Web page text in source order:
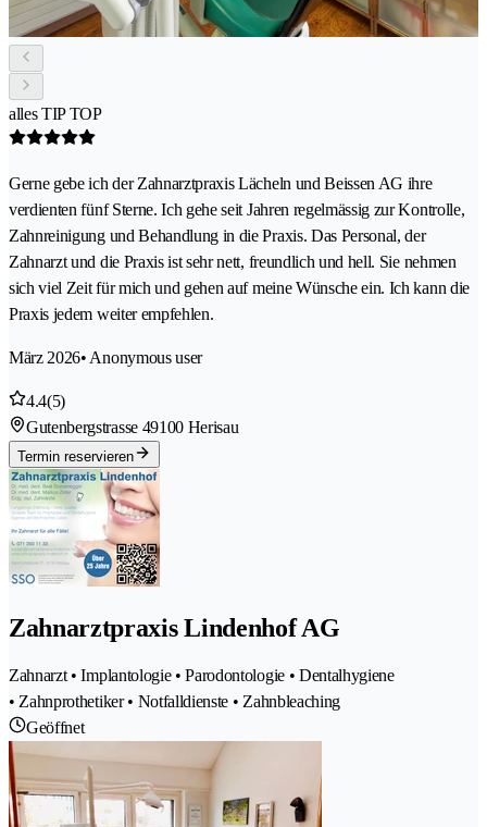
alles TIP TOP
Gerne gebe ich der Zahnarztpraxis Lächeln und Beissen AG ihre
verdienten fünf Sterne. Ich gehe seit Jahren regelmässig zur Kontrolle,
Zahnreinigung und Behandlung in die Praxis. Das Personal, der
Zahnarzt und die Praxis ist sehr nett, freundlich und hell. Sie nehmen
sich viel Zeit für mich und gehen auf meine Wünsche ein. Ich kann die
Praxis jedem weiter empfehlen.
März 2026• Anonymous user
4.4(5)
Gutenbergstrasse 49100 Herisau
Termin reservieren
Zahnarztpraxis Lindenhof AG
Zahnarzt • Implantologie • Parodontologie • Dentalhygiene
• Zahnprothetiker • Notfalldienste • Zahnbleaching
Geöffnet